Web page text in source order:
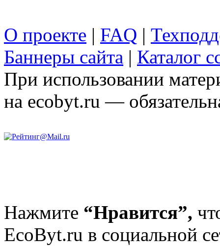
О проекте | FAQ |
Баннеры сайта | Каталог
При использовании
на ecobyt.ru —
Нажмите “Нравится”,
EcoByt.ru в социальной